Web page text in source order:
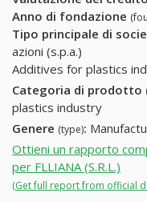
Anno di fondazione
Tipo principale di
azioni (s.p.a.)
Additives for plastics
Categoria di prodotto
plastics industry
Genere (type):
Ottieni un rapporto
per FLLIANA (S.R.L.)
(Get full report from official